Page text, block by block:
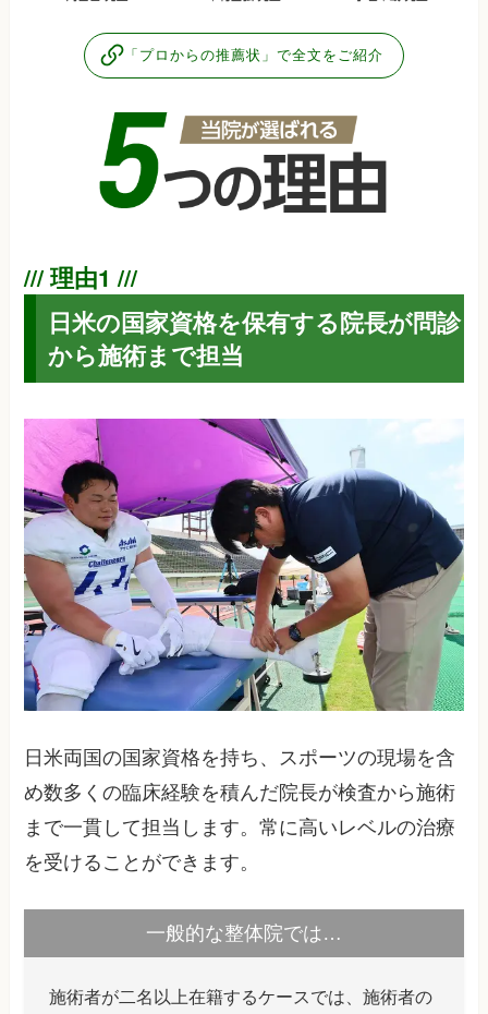
「プロからの推薦状」で全文をご紹介
日米の国家資格を保有する院長が問診
から施術まで担当
日米両国の国家資格を持ち、スポーツの現場を含
め数多くの臨床経験を積んだ院長が検査から施術
まで一貫して担当します。常に高いレベルの治療
を受けることができます。
一般的な整体院では…
施術者が二名以上在籍するケースでは、施術者の